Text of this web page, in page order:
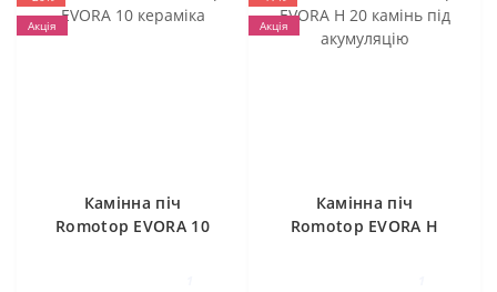
Акція
Камінна піч
Romotop EVORA 10
Акція
Камінна піч
Romotop EVORA H